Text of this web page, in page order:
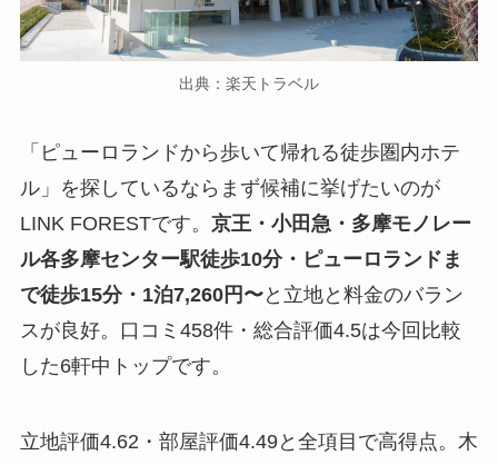
出典：楽天トラベル
「ピューロランドから歩いて帰れる徒歩圏内ホテ
ル」を探しているならまず候補に挙げたいのが
LINK FORESTです。 京王・小田急・多摩モノレー
ル各多摩センター駅徒歩10分・ピューロランドま
で徒歩15分・1泊7,260円〜と立地と料金のバラン
スが良好。口コミ458件・総合評価4.5は今回比較
した6軒中トップです。
立地評価4.62・部屋評価4.49と全項目で高得点。木